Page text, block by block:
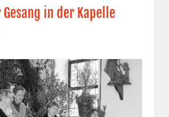
in der Kapelle